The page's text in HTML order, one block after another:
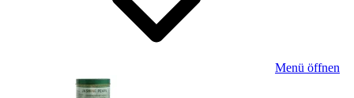
Menü öffnen